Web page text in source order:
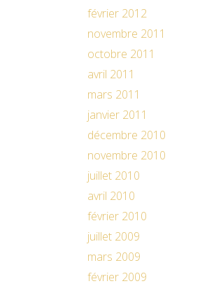
février 2012
novembre 2011
octobre 2011
avril 2011
mars 2011
janvier 2011
décembre 2010
novembre 2010
juillet 2010
avril 2010
février 2010
juillet 2009
mars 2009
février 2009